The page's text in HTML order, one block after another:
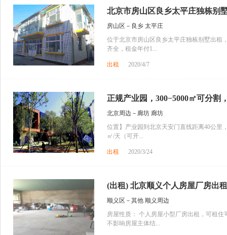
北京市房山区良乡太平庄独栋别
房山区－良乡 太平庄
位于北京市房山区良乡太平庄独栋别墅出租
齐全，租金年付1...
出租 2020/4/7
正规产业园，300−5000㎡可分割
北京周边－廊坊 廊坊
位置】产业园到北京天安门直线距离40公里
㎡/天（可开...
出租 2020/3/24
(出租) 北京顺义个人房屋厂房出
顺义区－其他 顺义周边
房屋性质： 个人房屋小型厂房出租，可租
不影响房屋主体结...